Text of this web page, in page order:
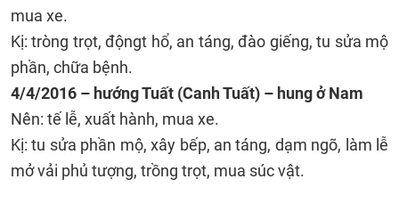
mua xe.
Kị: tròng trọt, độngt hổ, an táng, đào giếng, tu sửa mộ
phần, chữa bệnh.
4/4/2016 – hướng Tuất (Canh Tuất) – hung ở Nam
Nên: tế lễ, xuất hành, mua xe.
Kị: tu sửa phần mộ, xây bếp, an táng, dạm ngõ, làm lễ
mở vải phủ tượng, trồng trọt, mua súc vật.